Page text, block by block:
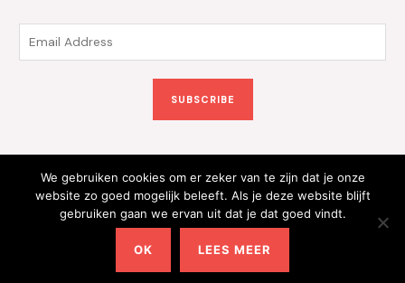
m
SUBSCRIBE
Copyright © 2026 Kinderkleding Onlineshop | Powered by
Kinderkleding Onlineshop
We gebruiken cookies om er zeker van te zijn dat je onze
website zo goed mogelijk beleeft. Als je deze website blijft
gebruiken gaan we ervan uit dat je dat goed vindt.
OK LEES MEER